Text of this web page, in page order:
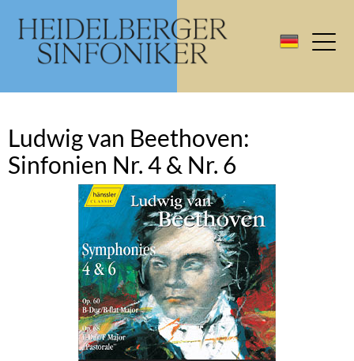
Ludwig van Beethoven:
Sinfonien Nr. 4 & Nr. 6